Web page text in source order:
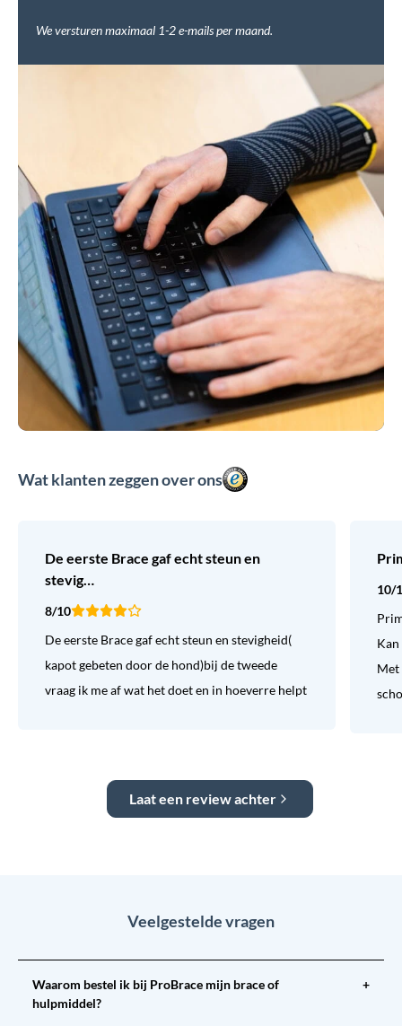
We versturen maximaal 1-2 e-mails per maand.
Wat klanten zeggen over ons
De eerste Brace gaf echt steun en
stevig…
8/10
De eerste Brace gaf echt steun en stevigheid(
kapot gebeten door de hond)bij de tweede
vraag ik me af wat het doet en in hoeverre helpt
10/
Met
Laat een review achter
Veelgestelde vragen
Waarom bestel ik bij ProBrace mijn brace of
hulpmiddel?
+